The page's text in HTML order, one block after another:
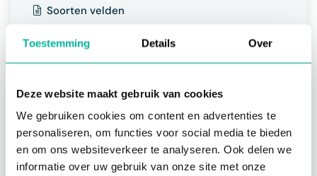
Toestemming Details Over
Deze website maakt gebruik van cookies
We gebruiken cookies om content en advertenties te
personaliseren, om functies voor social media te bieden
en om ons websiteverkeer te analyseren. Ook delen we
informatie over uw gebruik van onze site met onze
Soorten velden
Bannerafbeelding toevoegen
Voorraden en wachtlijsten beheren
Kortingen activeren
Weergave testen
Formulier instellingen